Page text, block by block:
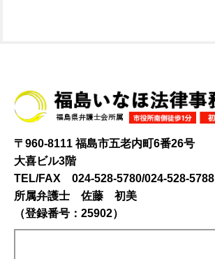
〒960-8111 福島市五老内町6番26号
大喜ビル3階
TEL/FAX 024-528-5780/024-528-5788
所属弁護士 佐藤 初美
（登録番号：25902）